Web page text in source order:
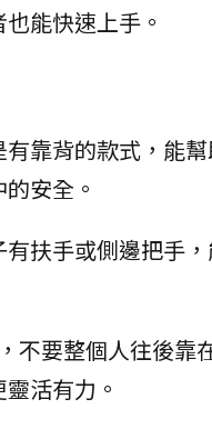
能快速上手。
靠背的款式，能
安全。
扶手或側邊把手
不要整個人往後靠
活有力。